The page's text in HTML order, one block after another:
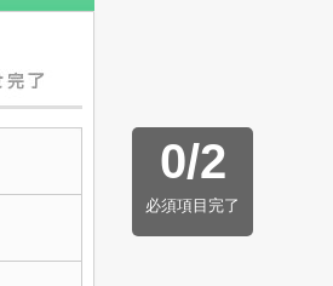
0/2
必須項目完了